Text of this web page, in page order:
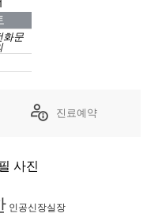
진료예약
화문
인공신장실장